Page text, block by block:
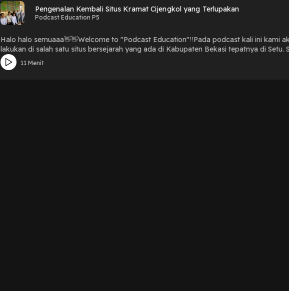
Pengenalan Kembali Situs Kramat Cijengkol yang Terlupakan
Podcast Education P5
Halo halo semuaaa👋👋Welcome to "Podcast Education"‼️Pada podcast kali ini kami
lakukan di salah satu situs bersejarah yang ada di Kabupaten Bekasi tepatnya di
Cijengkol. Tempat yang memiliki sejarah yang panjang namun terlupakan. Dalam
situs Kramat Cijengkol ini🤓Enjoy the podcast‼️📌Podcast by:Sintya AgustinNiken
11 Menit